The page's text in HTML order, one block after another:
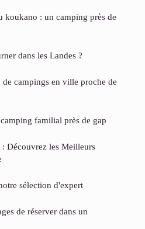
koukano : un camping près de
dans les Landes ?
campings en ville proche de
familial près de gap
Découvrez les Meilleurs
sélection d'expert
de réserver dans un